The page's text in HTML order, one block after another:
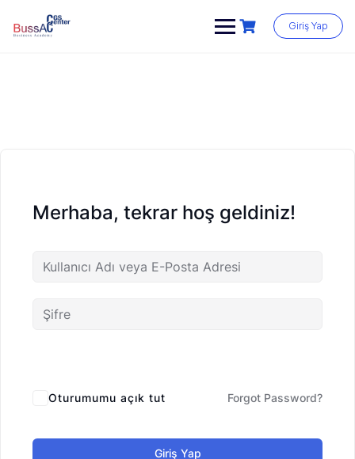
content
Giriş Yap
Merhaba, tekrar hoş geldiniz!
Oturumumu açık tut Forgot Password?
Giriş Yap